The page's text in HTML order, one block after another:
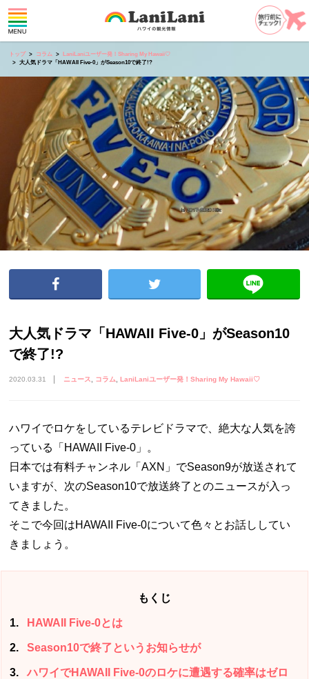
トップ コラム
LaniLaniユーザー発！Sharing My Hawaii♡
大人気ドラマ「HAWAII Five-0」がSeason10で終了!?
大人気ドラマ「HAWAII Five-0」がSeason10
で終了!?
2020.03.31 ニュース コラム LaniLaniユーザー発！Sharing My Hawaii♡
ハワイでロケをしているテレビドラマで、絶大な人気を誇
っている「HAWAII Five-0」。
日本では有料チャンネル「AXN」でSeason9が放送されて
いますが、次のSeason10で放送終了とのニュースが入っ
てきました。
そこで今回はHAWAII Five-0について色々とお話ししてい
きましょう。
もくじ
1 HAWAII Five-0とは
2 Season10で終了というお知らせが
3
ハワイでHAWAII Five-0のロケに遭遇する確率はゼロ